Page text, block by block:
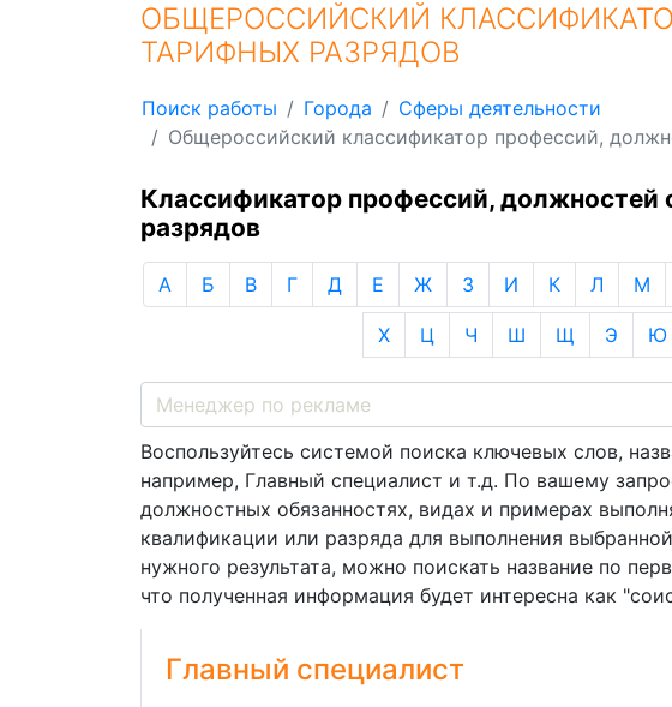
ОБЩЕРОССИЙСКИЙ
ТАРИФНЫХ РАЗРЯДОВ
Поиск работы Города
Сферы деятельности
Общероссийский классификатор профессий,
Классификатор профессий,
разрядов
А Б В Г Д Е Ж З И К Л М
Х Ц Ч Ш Щ Э Ю
Воспользуйтесь системой поиска ключевых слов,
например, Главный специалист и т.д. По вашему
должностных обязанностях, видах и примерах
квалификации или разряда для выполнения
нужного результата, можно поискать название по
что полученная информация будет интересна как
Главный специалист